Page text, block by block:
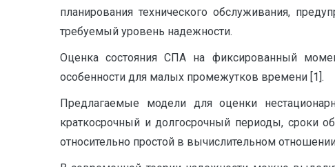
планирования технического обслуживания,
требуемый уровень надежности.
Оценка состояния СПА на фиксированный
особенности для малых промежутков времени [1].
Предлагаемые модели для оценки
краткосрочный и долгосрочный периоды, сроки
относительно простой в вычислительном